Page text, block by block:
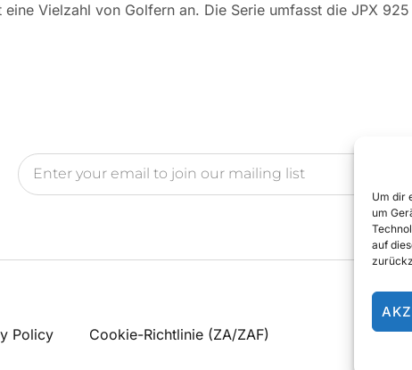
Um dir
um
auf
Vielzahl von Golfern an. Die Serie umfasst die JPX
Policy Cookie-Richtlinie (ZA/ZAF)